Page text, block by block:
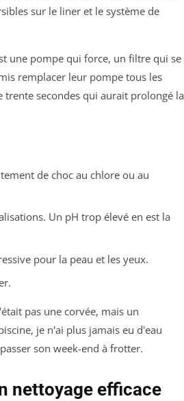
sur le liner et le système de
une pompe qui force, un filtre qui se
remplacer leur pompe tous les
secondes qui aurait prolongé la
de choc au chlore ou au
Un pH trop élevé en est la
pour la peau et les yeux.
pas une corvée, mais un
je n'ai plus jamais eu d'eau
son week-end à frotter.
nettoyage efficace